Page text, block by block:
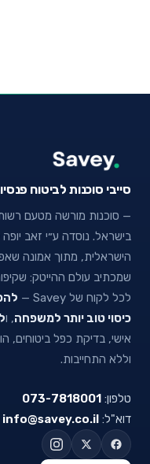
סייבי סוכנות לביטוח פנסיוני (2026)
— סוכנות מורשה מטעם
הישראלית, מתוך אמונה
שמכתיב עולם ההייטק:
לכל לקוח של Savey —
כיסוי טוב יותר למשפחה, ו
אישי, בדיקת כפל ביטוחים,
וללא התחייבות.
טלפון: 073-7818001
דוא"ל: info@savey.co.il